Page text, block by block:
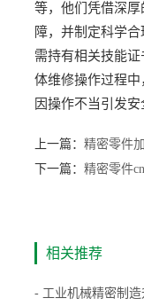
等，他们凭借深
障，并制定科学
需持有相关技能
体维修操作过程
因操作不当引发安
上一篇： 精密零件
下一篇： 精密零件
相关推荐
- 工业机械精密制